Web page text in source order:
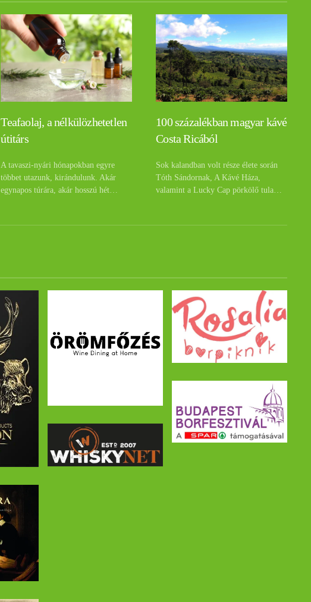
Teafaolaj, a nélkülözhetetlen
útitárs
A tavaszi-nyári hónapokban egyre
többet utazunk, kirándulunk. Akár
egynapos túrára, akár hosszú hét…
100 százalékban magyar kávé
Costa Ricából
Sok kalandban volt része élete során
Tóth Sándornak, A Kávé Háza,
valamint a Lucky Cap pörkölő tula…